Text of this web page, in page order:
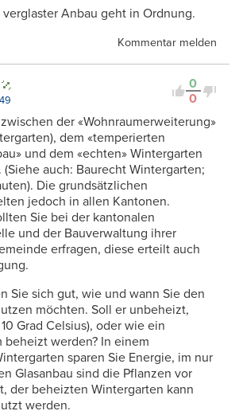
Anbau geht in Ordnung.
Kommentar melden
0
0
der «Wohnraumerweiterung»
dem «temperierten
und dem «echten» Wintergarten
auch: Baurecht Wintergarten;
Die grundsätzlichen
jedoch in allen Kantonen.
Sie bei der kantonalen
und der Bauverwaltung ihrer
erfragen, diese erteilt auch
Sie sich gut, wie und wann Sie den
möchten. Soll er unbeheizt,
Grad Celsius), oder wie ein
beheizt werden? In einem
sparen Sie Energie, im nur
Glasanbau sind die Pflanzen vor
der beheizten Wintergarten kann
werden.